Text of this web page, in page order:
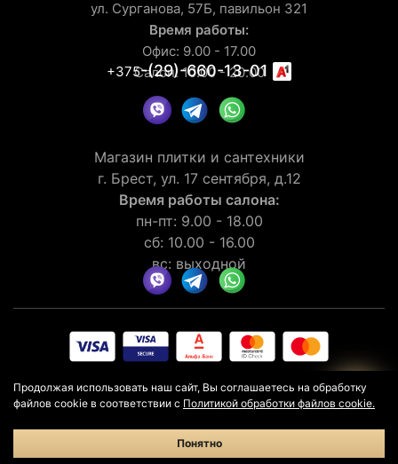
ул. Сурганова, 57Б, павильон 321
Время работы:
Офис: 9.00 - 17.00
Салон: 10.00 - 20.00
+375-(29)-660-13-01
Магазин плитки и сантехники
г. Брест, ул. 17 сентября, д.12
Время работы салона:
пн-пт: 9.00 - 18.00
сб: 10.00 - 16.00
вс: выходной
отзывов 30 клиентов
Политика конфиденциальностиПолитика в отношении cookie
Продолжая использовать наш сайт, Вы соглашаетесь на обработку
файлов cookie в соответствии с Политикой обработки файлов cookie.
Понятно